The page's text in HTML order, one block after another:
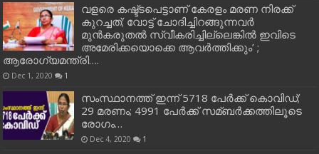
വളരെ കഷ്ട്ടപെട്ടാണ് കേരളം മരണ നിരക്ക്
കുറച്ചത്; വോട്ട് ചോദിച്ചിറങ്ങുന്നവർ
മുൻകരുതൽ സ്വീകരിച്ചില്ലെങ്കിൽ ഇവിടെ
അമേരിക്കയൊക്കെ ആവർത്തിക്കും’ ;
ആരോഗ്യമന്ത്രി….
Dec 1, 2020 1
സംസ്ഥാനത്ത് ഇന്ന് 5718 പേര്‍ക്ക് കൊവിഡ്;
29 മരണം; 4991 പേര്‍ക്ക് സമ്ബര്‍ക്കത്തിലൂടെ
രോഗം…
Dec 4, 2020 1